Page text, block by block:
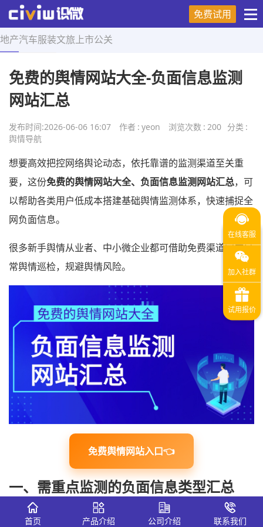
免费试用
地产汽车服装文旅 上市公关
首页 > 舆情导航 > 正文
免费的舆情网站大全-负面信息监测
网站汇总
发布时间:2026-06-06 16:07 作者 : yeon 浏览次数 : 200 分类 :
舆情导航
想要高效把控网络舆论动态，依托靠谱的监测渠道至关重
要，这份免费的舆情网站大全、负面信息监测网站汇总，可
以帮助各类用户低成本搭建基础舆情监测体系，快速捕捉全
网负面信息。
很多新手舆情从业者、中小微企业都可借助免费渠道完成日
常舆情巡检，规避舆情风险。
免费舆情网站入口👈
一、需重点监测的负面信息类型汇总
网络负面信息类型繁杂、传播速度快，精准锁定监测重点，
首页 产品介绍 公司介绍 联系我们